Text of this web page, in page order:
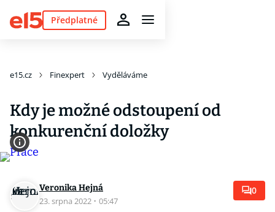
Předplatné
e15.cz Finexpert Vyděláváme
Kdy je možné odstoupení od
konkurenční doložky
Veronika Hejná
23. srpna 2022 · 05:47
0